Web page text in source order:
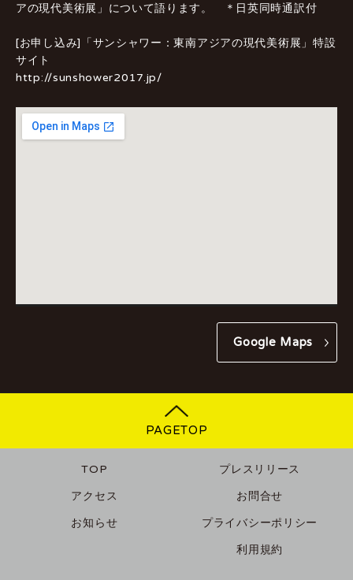
アの現代美術展」について語ります。 ＊日英同時通訳付
[お申し込み]「サンシャワー：東南アジアの現代美術展」特設
サイト
http://sunshower2017.jp/
Google Maps
PAGETOP
TOP
アクセス
お知らせ
プレスリリース
お問合せ
プライバシーポリシー
利用規約